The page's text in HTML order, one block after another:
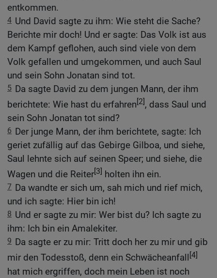
entkommen.
4 Und David sagte zu ihm: Wie steht die Sache?
Berichte mir doch! Und er sagte: Das Volk ist aus
dem Kampf geflohen, auch sind viele von dem
Volk gefallen und umgekommen, und auch Saul
und sein Sohn Jonatan sind tot.
5 Da sagte David zu dem jungen Mann, der ihm
berichtete: Wie hast du erfahren[2], dass Saul und
sein Sohn Jonatan tot sind?
6 Der junge Mann, der ihm berichtete, sagte: Ich
geriet zufällig auf das Gebirge Gilboa, und siehe,
Saul lehnte sich auf seinen Speer; und siehe, die
Wagen und die Reiter[3] holten ihn ein.
7 Da wandte er sich um, sah mich und rief mich,
und ich sagte: Hier bin ich!
8 Und er sagte zu mir: Wer bist du? Ich sagte zu
ihm: Ich bin ein Amalekiter.
9 Da sagte er zu mir: Tritt doch her zu mir und gib
mir den Todesstoß, denn ein Schwächeanfall [4]
hat mich ergriffen, doch mein Leben ist noch